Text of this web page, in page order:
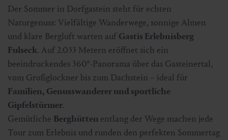
Der Sommer in Dorfgastein steht für echten
Naturgenuss: Vielfältige Wanderwege, sonnige Almen
und klare Bergluft warten aufGastis Erlebnisberg
Fulseck. Auf 2.033 Metern eröffnet sich ein
beeindruckendes 360°-Panorama über das Gasteinertal,
vom Großglockner bis zum Dachstein – ideal für
Familien, Genusswanderer und sportliche
Gipfelstürmer.
Gemütliche Berghütten entlang der Wege machen jede
Tour zum Erlebnis und runden den perfekten Sommertag